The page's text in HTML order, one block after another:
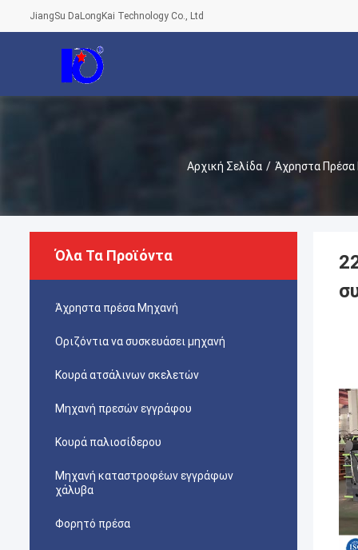
JiangSu DaLongKai Technology Co., Ltd
Αρχική Σελίδα / Άχρηστα
Όλα Τα Προϊόντα
Άχρηστα πρέσα Μηχανή
Οριζόντια να συσκευάσει μηχανή
Κουρά ατσάλινων σκελετών
Μηχανή πρεσών εγγράφου
Κουρά παλιοσίδερου
Μηχανή καταστροφέων εγγράφων
χάλυβα
Φορητό πρέσα